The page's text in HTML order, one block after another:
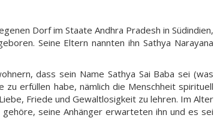
Dorf im Staate Andhra Pradesh in Südindien,
Seine Eltern nannten ihn Sathya Narayana
dass sein Name Sathya Sai Baba sei (was
erfüllen habe, nämlich die Menschheit spirituell
Friede und Gewaltlosigkeit zu lehren. Im Alter
seine Anhänger erwarteten ihn und es sei